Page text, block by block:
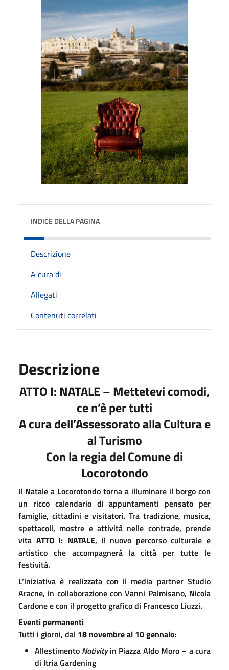
INDICE DELLA PAGINA
Descrizione
A cura di
Allegati
Contenuti correlati
Descrizione
ATTO I: NATALE – Mettetevi comodi,
ce n’è per tutti
A cura dell’Assessorato alla Cultura e
al Turismo
Con la regia del Comune di
Locorotondo
Il Natale a Locorotondo torna a illuminare il borgo con
un ricco calendario di appuntamenti pensato per
famiglie, cittadini e visitatori. Tra tradizione, musica,
spettacoli, mostre e attività nelle contrade, prende
vita ATTO I: NATALE, il nuovo percorso culturale e
artistico che accompagnerà la città per tutte le
festività.
L’iniziativa è realizzata con il media partner Studio
Aracne, in collaborazione con Vanni Palmisano, Nicola
Cardone e con il progetto grafico di Francesco Liuzzi.
Eventi permanenti
Tutti i giorni, dal 18 novembre al 10 gennaio:
Allestimento Nativityin Piazza Aldo Moro – a cura
di Itria Gardening